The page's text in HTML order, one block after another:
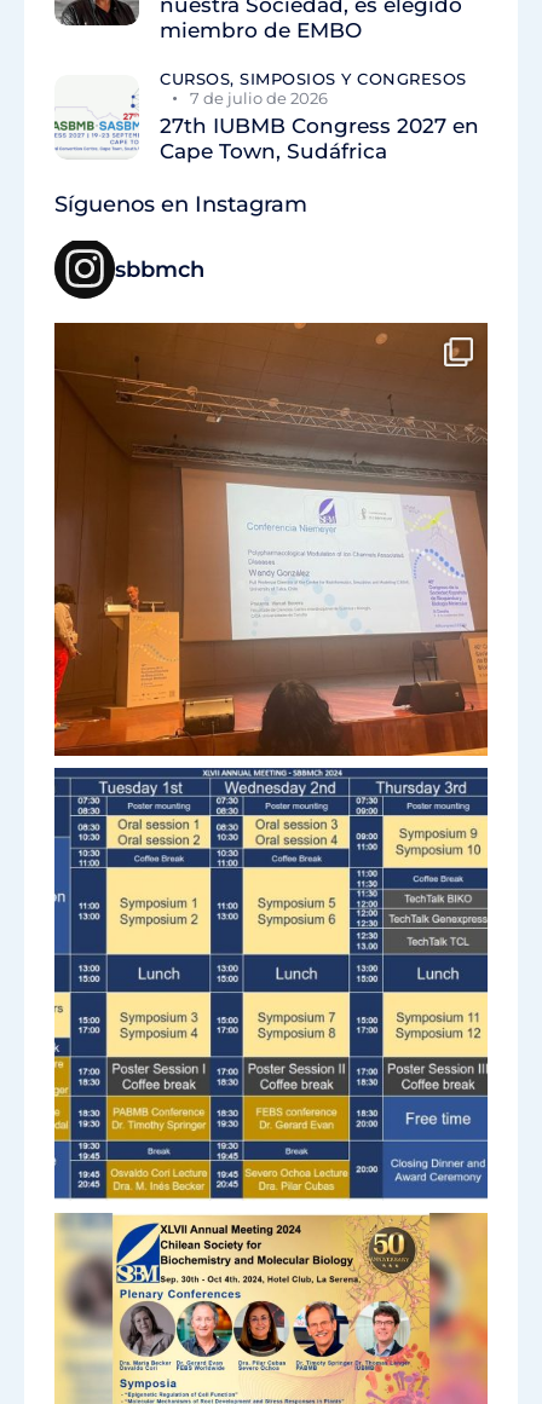
nuestra Sociedad, es elegido
miembro de EMBO
CURSOS, SIMPOSIOS Y CONGRESOS
7 de julio de 2026
27th IUBMB Congress 2027 en
Cape Town, Sudáfrica
Síguenos en Instagram
sbbmch